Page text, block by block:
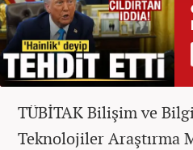
TÜBİTAK Bilişim ve
Teknolojiler Araştırma